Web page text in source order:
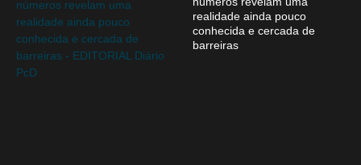
realidade ainda pouco
conhecida e cercada de
barreiras